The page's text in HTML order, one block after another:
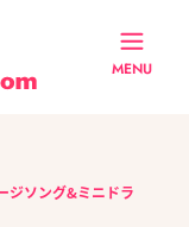
MENU
ジソング&ミニドラ